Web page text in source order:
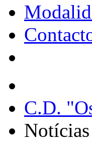
C.D.
Notícias